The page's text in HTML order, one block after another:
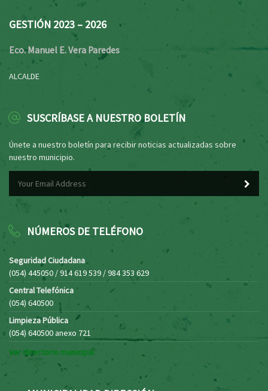
GESTIÓN 2023 – 2026
Eco. Manuel E. Vera Paredes
ALCALDE
SUSCRÍBASE A NUESTRO BOLETÍN
Únete a nuestro boletín para recibir noticias actualizadas sobre
nuestro municipio.
NÚMEROS DE TELÉFONO
Seguridad Ciudadana
(054) 445050 / 914 619 539 / 984 353 629
Central Telefónica
(054) 640500
Limpieza Pública
(054) 640500 anexo 721
Ver directorio municipal